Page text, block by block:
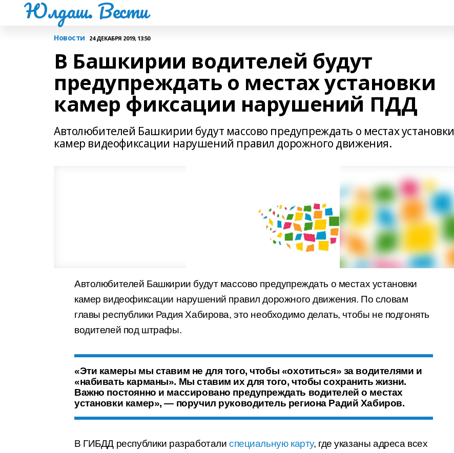
Юлдаш. Вести
Новости 24 ДЕКАБРЯ 2019, 13:50
В Башкирии водителей будут
предупреждать о местах установки
камер фиксации нарушений ПДД
Автолюбителей Башкирии будут массово предупреждать о местах установки
камер видеофиксации нарушений правил дорожного движения.
Автолюбителей Башкирии будут массово предупреждать о местах установки
камер видеофиксации нарушений правил дорожного движения. По словам
главы республики Радия Хабирова, это необходимо делать, чтобы не подгонять
водителей под штрафы.
«Эти камеры мы ставим не для того, чтобы «охотиться» за водителями и
«набивать карманы». Мы ставим их для того, чтобы сохранить жизни.
Важно постоянно и массировано предупреждать водителей о местах
установки камер», — поручил руководитель региона Радий Хабиров.
В ГИБДД республики разработали специальную карту, где указаны адреса всех